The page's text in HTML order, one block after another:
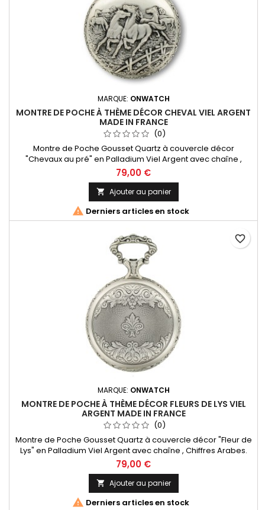
MARQUE: ONWATCH
MONTRE DE POCHE À THÈME DÉCOR CHEVAL VIEL ARGENT
MADE IN FRANCE
(0)
Montre de Poche Gousset Quartz à couvercle décor
"Chevaux au pré" en Palladium Viel Argent avec chaîne ,
Chiffres Romains. Mouvement Ronda 515 Swiss Parts, 3
aiguilles et dateur à 3h. Fabrication Française
79,00 €
 Ajouter au panier
 Derniers articles en stock
MARQUE: ONWATCH
MONTRE DE POCHE À THÈME DÉCOR FLEURS DE LYS VIEL
ARGENT MADE IN FRANCE
(0)
Montre de Poche Gousset Quartz à couvercle décor "Fleur de
Lys" en Palladium Viel Argent avec chaîne , Chiffres Arabes.
Mouvement Ronda 515 Swiss Parts, 3 aiguilles et dateur à 3h.
Fabrication Française
79,00 €
 Ajouter au panier
 Derniers articles en stock
favorite_border